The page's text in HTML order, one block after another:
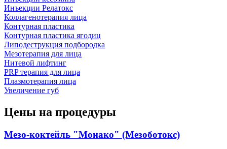
Инъекции Релатокс
Коллагенотерапия лица
Контурная пластика
Контурная пластика ягодиц
Липодеструкция подбородка
Мезотерапия для лица
Нитевой лифтинг
PRP терапия для лица
Плазмотерапия лица
Увеличение губ
Цены на процедуры
Мезо-коктейль "Монако" (Мезоботокс)